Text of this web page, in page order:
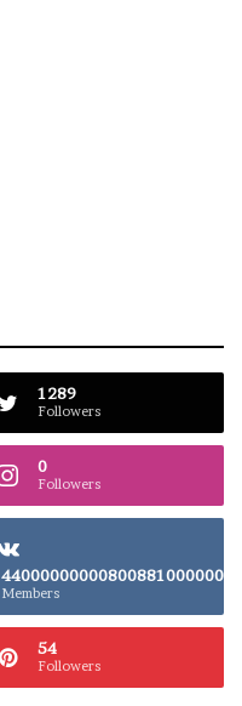
1289
Followers
0
Followers
Members
54
Followers